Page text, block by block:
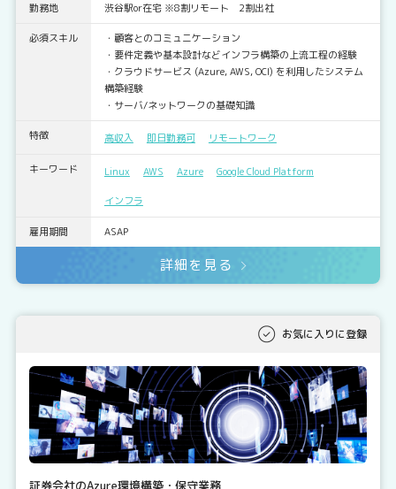
勤務地 渋谷駅or在宅 ※8割リモート 2割出社
必須スキル
・顧客とのコミュニケーション
・要件定義や基本設計などインフラ構築の上流工程の経験
・クラウドサービス (Azure, AWS, OCI) を利用したシステム
構築経験
・サーバ/ネットワークの基礎知識
特徴 高収入 即日勤務可 リモートワーク
キーワード Linux AWS Azure Google Cloud Platform
インフラ
雇用期間 ASAP
詳細を見る
お気に入りに登録
証券会社のAzure環境構築・保守業務